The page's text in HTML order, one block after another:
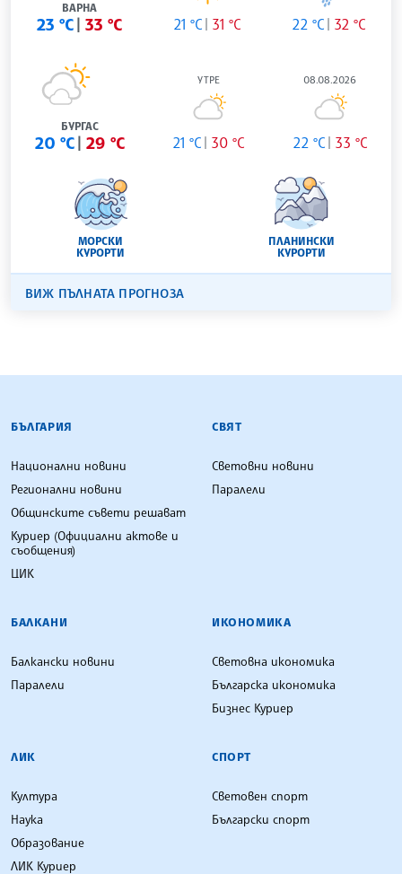
ВАРНА
23 °C 33 °C 21 °C 31 °C 22 °C 32 °C
БУРГАС
20 °C 29 °C
УТРЕ
21 °C 30 °C
08.08.2026
22 °C 33 °C
МОРСКИ
КУРОРТИ
ПЛАНИНСКИ
КУРОРТИ
ВИЖ ПЪЛНАТА ПРОГНОЗА
БЪЛГАРСКА ТЕЛЕГРАФНА АГЕНЦИЯ
БЪЛГАРИЯ
Национални новини
Регионални новини
Общинските съвети решават
Куриер (Официални актове и
съобщения)
ЦИК
СВЯТ
Световни новини
Паралели
БАЛКАНИ
Балкански новини
Паралели
ИКОНОМИКА
Световна икономика
Българска икономика
Бизнес Куриер
ЛИК
Култура
Наука
Образование
ЛИК Куриер
СПОРТ
Световен спорт
Български спорт